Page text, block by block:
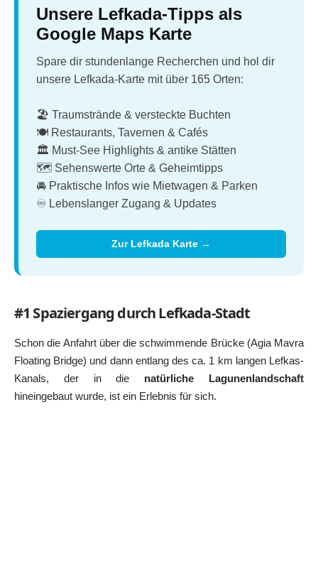
Unsere Lefkada-Tipps als
Google Maps Karte
Spare dir stundenlange Recherchen und hol dir
unsere Lefkada-Karte mit über 165 Orten:
🏖️ Traumstrände & versteckte Buchten
🍽️ Restaurants, Tavernen & Cafés
🏛️ Must-See Highlights & antike Stätten
🗺️ Sehenswerte Orte & Geheimtipps
🚘 Praktische Infos wie Mietwagen & Parken
♾️ Lebenslanger Zugang & Updates
Zur Lefkada Karte →
#1 Spaziergang durch Lefkada-Stadt
Schon die Anfahrt über die schwimmende Brücke (Agia Mavra
Floating Bridge) und dann entlang des ca. 1 km langen Lefkas-
Kanals, der in die natürliche Lagunenlandschaft
hineingebaut wurde, ist ein Erlebnis für sich.